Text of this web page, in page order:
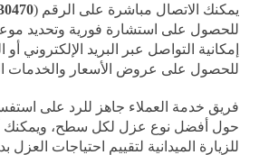
يمكنك الاتصال مباشرة على الرقم (/ 56521415
للحصول على استشارة فورية وتحديد موعد
إمكانية التواصل عبر البريد الإلكتروني أو
للحصول على عروض الأسعار
فريق خدمة العملاء جاهز للرد على
حول أفضل نوع عزل لكل سطح، ويمكنك
للزيارة الميدانية لتقييم احتياجات العزل